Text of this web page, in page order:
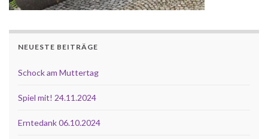
NEUESTE BEITRÄGE
Schock am Muttertag
Spiel mit! 24.11.2024
Erntedank 06.10.2024